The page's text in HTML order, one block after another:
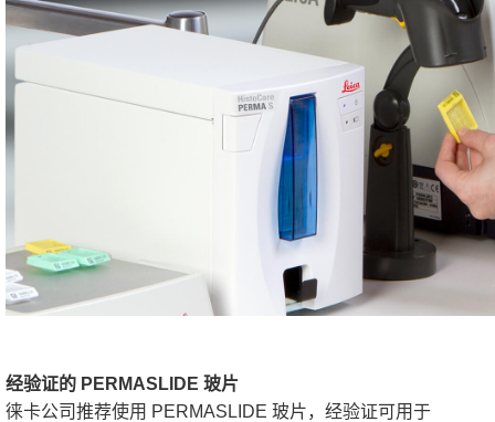
经验证的 PERMASLIDE 玻片
徕卡公司推荐使用 PERMASLIDE 玻片，经验证可用于